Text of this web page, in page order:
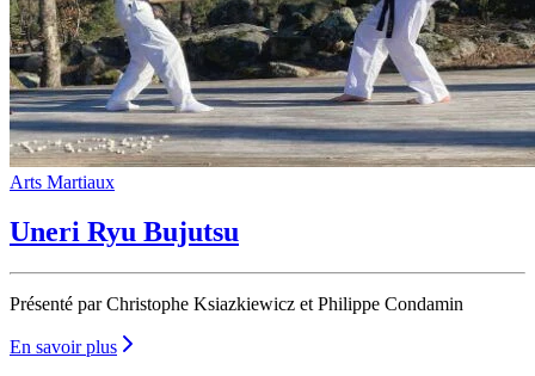
Arts Martiaux
Uneri Ryu Bujutsu
Présenté par Christophe Ksiazkiewicz et Philippe Condamin
En savoir plus